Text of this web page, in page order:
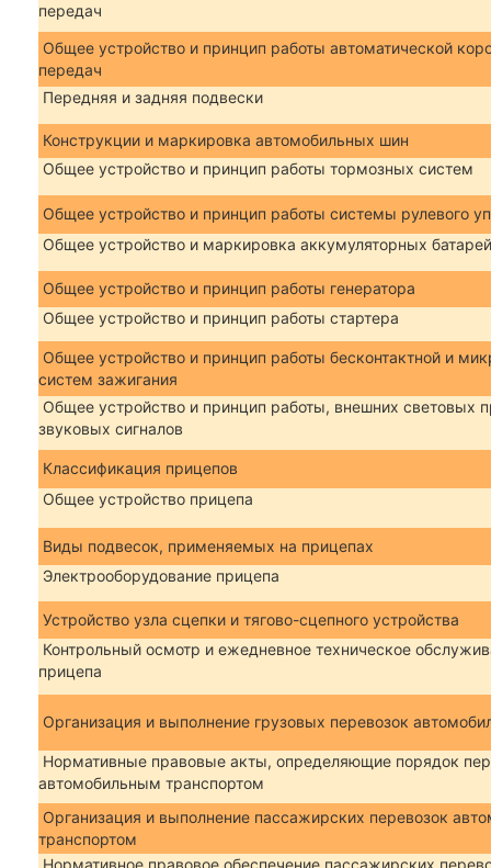
передач
Общее устройство и принцип работы автоматической
передач
Передняя и задняя подвески
Конструкции и маркировка автомобильных шин
Общее устройство и принцип работы тормозных систем
Общее устройство и принцип работы системы рулевого
Общее устройство и маркировка аккумуляторных батарей
Общее устройство и принцип работы генератора
Общее устройство и принцип работы стартера
Общее устройство и принцип работы бесконтактной и
систем зажигания
Общее устройство и принцип работы, внешних световых
звуковых сигналов
Классификация прицепов
Общее устройство прицепа
Виды подвесок, применяемых на прицепах
Электрооборудование прицепа
Устройство узла сцепки и тягово-сцепного устройства
Контрольный осмотр и ежедневное техническое
прицепа
Организация и выполнение грузовых перевозок
Нормативные правовые акты, определяющие порядок
автомобильным транспортом
Организация и выполнение пассажирских перевозок
транспортом
Нормативное правовое обеспечение пассажирских